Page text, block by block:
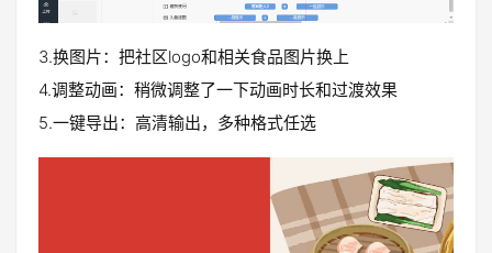
3.换图片：把社区logo和相关食品图片换上
4.调整动画：稍微调整了一下动画时长和过渡效果
5.一键导出：高清输出，多种格式任选